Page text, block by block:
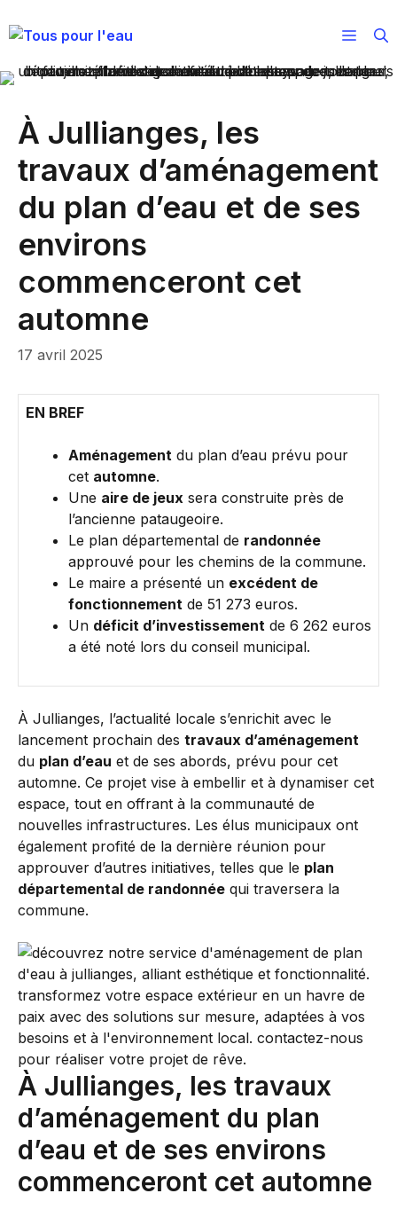
au
Menu
À Jullianges, les
travaux d’aménagement
du plan d’eau et de ses
environs
commenceront cet
automne
17 avril 2025
EN BREF
Aménagement du plan d’eau prévu pour
cet automne.
Une aire de jeux sera construite près de
l’ancienne pataugeoire.
Le plan départemental de randonnée
approuvé pour les chemins de la commune.
Le maire a présenté un excédent de
fonctionnement de 51 273 euros.
Un déficit d’investissement de 6 262 euros
a été noté lors du conseil municipal.
À Jullianges, l’actualité locale s’enrichit avec le
lancement prochain des travaux d’aménagement
du plan d’eau et de ses abords, prévu pour cet
automne. Ce projet vise à embellir et à dynamiser cet
espace, tout en offrant à la communauté de
nouvelles infrastructures. Les élus municipaux ont
également profité de la dernière réunion pour
approuver d’autres initiatives, telles que le plan
départemental de randonnée qui traversera la
commune.
À Jullianges, les travaux
d’aménagement du plan
d’eau et de ses environs
commenceront cet automne